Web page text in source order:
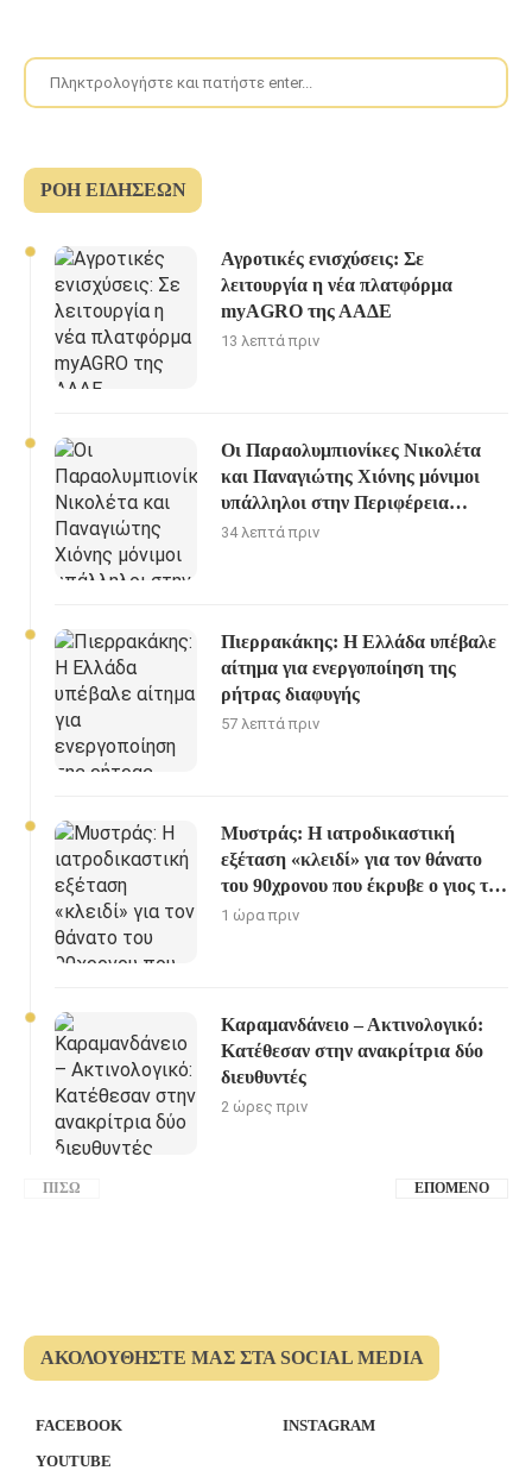
ΡΟΉ ΕΙΔΉΣΕΩΝ
Αγροτικές ενισχύσεις: Σε
λειτουργία η νέα πλατφόρμα
myAGRO της ΑΑΔΕ
13 λεπτά πριν
Οι Παραολυμπιονίκες Νικολέτα
και Παναγιώτης Χιόνης μόνιμοι
υπάλληλοι στην Περιφέρεια
Δυτικής Ελλάδας
34 λεπτά πριν
Πιερρακάκης: Η Ελλάδα υπέβαλε
αίτημα για ενεργοποίηση της
ρήτρας διαφυγής
57 λεπτά πριν
Μυστράς: Η ιατροδικαστική
εξέταση «κλειδί» για τον θάνατο
του 90χρονου που έκρυβε ο γιος του
στον καταψύκτη
1 ώρα πριν
Καραμανδάνειο – Ακτινολογικό:
Κατέθεσαν στην ανακρίτρια δύο
διευθυντές
2 ώρες πριν
ΠΊΣΩ ΕΠΌΜΕΝΟ
ΑΚΟΛΟΥΘΉΣΤΕ ΜΑΣ ΣΤΑ SOCIAL MEDIA
FACEBOOK
INSTAGRAM
YOUTUBE